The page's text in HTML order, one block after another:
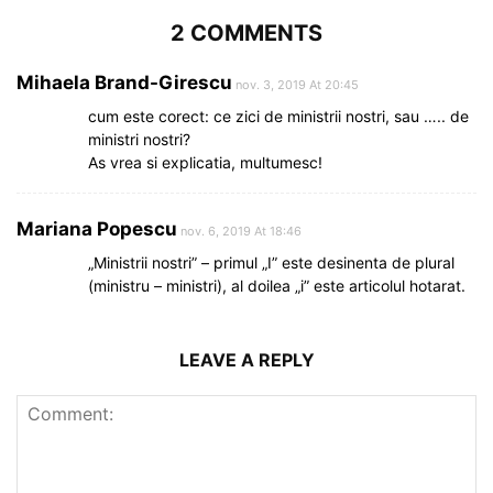
2 COMMENTS
Mihaela Brand-Girescu nov. 3, 2019 At 20:45
cum este corect: ce zici de ministrii nostri, sau ….. de
ministri nostri?
As vrea si explicatia, multumesc!
Mariana Popescu nov. 6, 2019 At 18:46
„Ministrii nostri” – primul „I” este desinenta de plural
(ministru – ministri), al doilea „i” este articolul hotarat.
LEAVE A REPLY